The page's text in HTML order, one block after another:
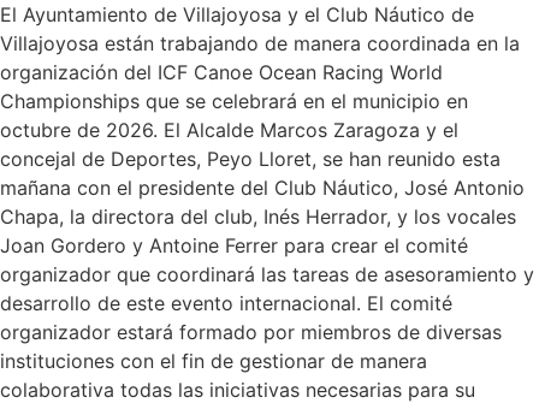
El Ayuntamiento de Villajoyosa y el Club Náutico de
Villajoyosa están trabajando de manera coordinada en la
organización del ICF Canoe Ocean Racing World
Championships que se celebrará en el municipio en
octubre de 2026. El Alcalde Marcos Zaragoza y el
concejal de Deportes, Peyo Lloret, se han reunido esta
mañana con el presidente del Club Náutico, José Antonio
Chapa, la directora del club, Inés Herrador, y los vocales
Joan Gordero y Antoine Ferrer para crear el comité
organizador que coordinará las tareas de asesoramiento y
desarrollo de este evento internacional. El comité
organizador estará formado por miembros de diversas
instituciones con el fin de gestionar de manera
colaborativa todas las iniciativas necesarias para su